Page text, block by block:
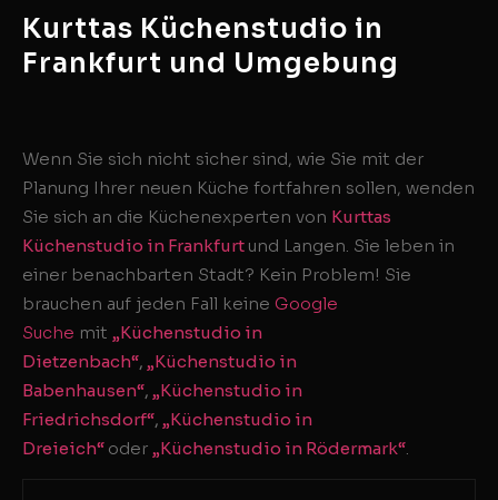
Kurttas Küchenstudio in
Frankfurt und Umgebung
Wenn Sie sich nicht sicher sind, wie Sie mit der
Planung Ihrer neuen Küche fortfahren sollen, wenden
Sie sich an die Küchenexperten von Kurttas
Küchenstudio in Frankfurt und Langen. Sie leben in
einer benachbarten Stadt? Kein Problem! Sie
brauchen auf jeden Fall keine Google
Suche mit „Küchenstudio in
Dietzenbach“, „Küchenstudio in
Babenhausen“, „Küchenstudio in
Friedrichsdorf“, „Küchenstudio in
Dreieich“ oder „Küchenstudio in Rödermark“.